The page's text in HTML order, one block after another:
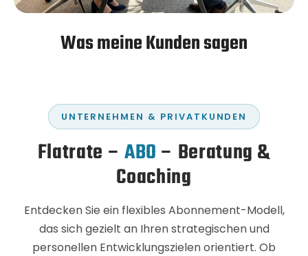
Was meine Kunden sagen
UNTERNEHMEN & PRIVATKUNDEN
Flatrate – ABO– Beratung &
Coaching
Entdecken Sie ein flexibles Abonnement-Modell,
das sich gezielt an Ihren strategischen und
personellen Entwicklungszielen orientiert. Ob